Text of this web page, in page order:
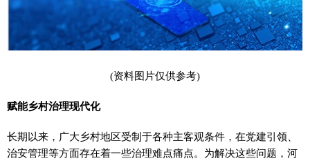
(资料图片仅供参考)
赋能乡村治理现代化
长期以来，广大乡村地区受制于各种主客观条件，在党建引领、
治安管理等方面存在着一些治理难点痛点。为解决这些问题，河